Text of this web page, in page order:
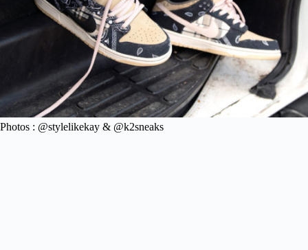
Photos : @stylelikekay & @k2sneaks